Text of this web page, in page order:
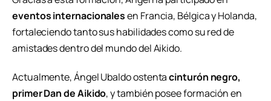
eventos internacionalesen Francia, Bélgica y Holanda,
fortaleciendo tanto sus habilidades como su red de
amistades dentro del mundo del Aikido.
Actualmente, Ángel Ubaldo ostentacinturón negro,
primer Dan de Aikido, y también posee formación en